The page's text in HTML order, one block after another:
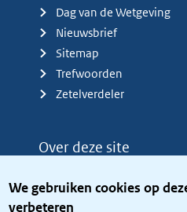
We gebruiken cookies op
verbeteren
Dag van de Wetgeving
Nieuwsbrief
Sitemap
Trefwoorden
Zetelverdeler
Over deze site
Privacy